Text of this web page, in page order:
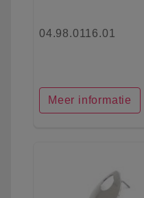
04.98.0116.01
Meer informatie